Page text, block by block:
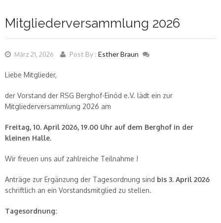
Mitgliederversammlung 2026
März 21, 2026 Post By : Esther Braun
Liebe Mitglieder,
der Vorstand der RSG Berghof-Einöd e.V. lädt ein zur
Mitgliederversammlung 2026 am
Freitag, 10. April 2026, 19.00 Uhr auf dem Berghof in der
kleinen Halle.
Wir freuen uns auf zahlreiche Teilnahme !
Anträge zur Ergänzung der Tagesordnung sind bis 3. April 2026
schriftlich an ein Vorstandsmitglied zu stellen.
Tagesordnung: